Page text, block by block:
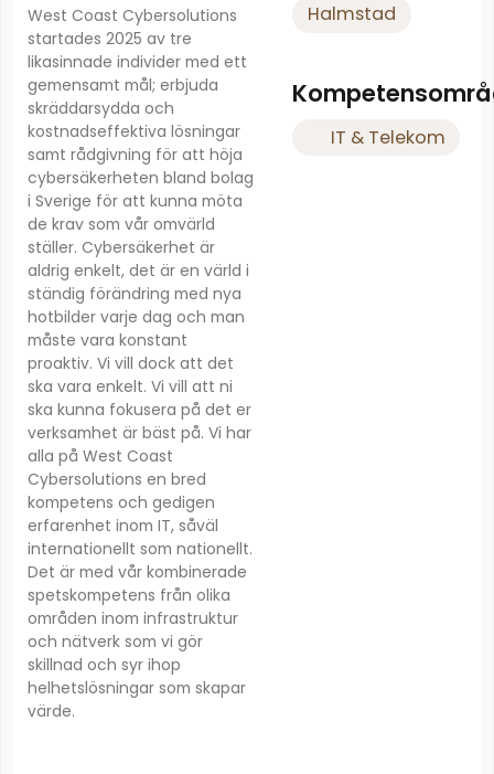
West Coast Cybersolutions
startades 2025 av tre
likasinnade individer med ett
gemensamt mål; erbjuda
skräddarsydda och
kostnadseffektiva lösningar
samt rådgivning för att höja
cybersäkerheten bland bolag
i Sverige för att kunna möta
de krav som vår omvärld
ställer. Cybersäkerhet är
aldrig enkelt, det är en värld i
ständig förändring med nya
hotbilder varje dag och man
måste vara konstant
proaktiv. Vi vill dock att det
ska vara enkelt. Vi vill att ni
ska kunna fokusera på det er
verksamhet är bäst på. Vi har
alla på West Coast
Cybersolutions en bred
kompetens och gedigen
erfarenhet inom IT, såväl
internationellt som nationellt.
Det är med vår kombinerade
spetskompetens från olika
områden inom infrastruktur
och nätverk som vi gör
skillnad och syr ihop
helhetslösningar som skapar
värde.
Halmstad
IT & Telekom